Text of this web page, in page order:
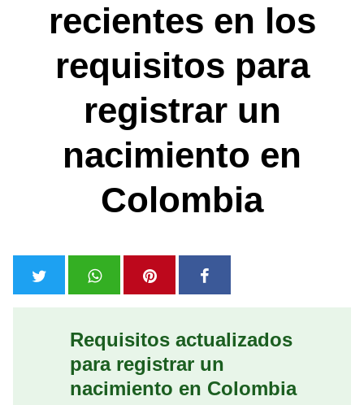
recientes en los
requisitos para
registrar un
nacimiento en
Colombia
Requisitos actualizados
para registrar un
nacimiento en Colombia